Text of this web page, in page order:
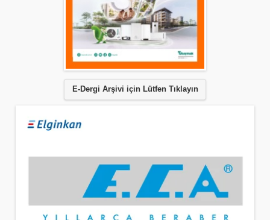
E-Dergi Arşivi için Lütfen Tıklayın